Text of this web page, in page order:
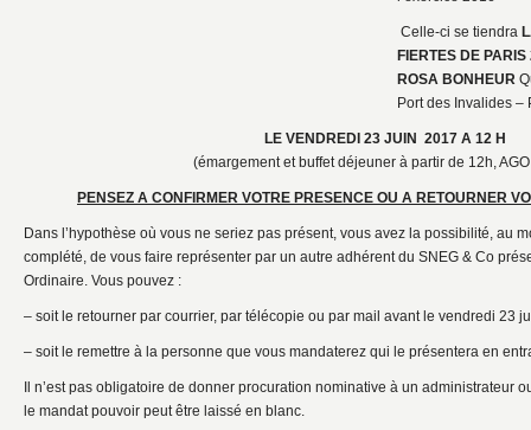
Celle-ci se tiendra
FIERTES DE
ROSA BONHEUR
Port des Invalides –
LE VENDREDI 23 JUIN 2017 A 12 H
(émargement et buffet déjeuner à partir de 12h,
PENSEZ A CONFIRMER VOTRE PRESENCE OU A RETOURNER
Dans l’hypothèse où vous ne seriez pas présent, vous avez la possibilité, au
complété, de vous faire représenter par un autre adhérent du SNEG & Co
Ordinaire. Vous pouvez :
– soit le retourner par courrier, par télécopie ou par mail avant le vendredi 23
– soit le remettre à la personne que vous mandaterez qui le présentera en
Il n’est pas obligatoire de donner procuration nominative à un administrateur
le mandat pouvoir peut être laissé en blanc.